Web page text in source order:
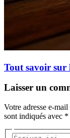
Tout savoir sur
Laisser un
Votre adresse e-
sont indiqués avec *